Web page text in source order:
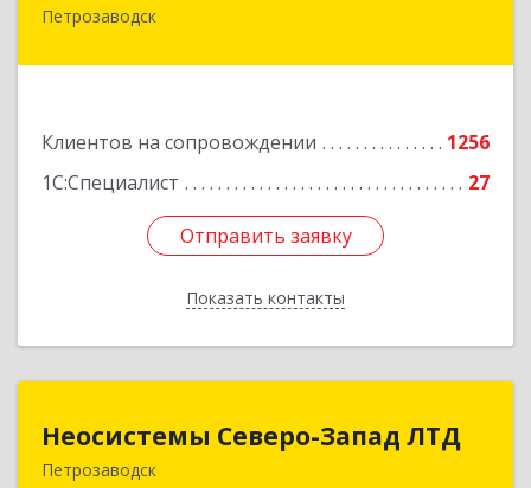
Петрозаводск
Клиентов на сопровождении
1256
1С:Специалист
27
Отправить заявку
Показать контакты
185035, Карелия Респ, Петрозаводск г, Красная
Отправить заявку
Назад
Неосистемы Северо-Запад ЛТД
Петрозаводск185001, Карелия Респ, Петрозаводск г,